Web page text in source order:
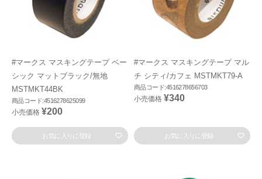
#マークス マスキングテープ ベー
シック マットブラック/無地
MSTMKT44BK
商品コード:4516278625099
小売価格 ¥200
お気に入りに登録
#マークス マスキングテープ マル
チ シティ/カフェ MSTMKT79-A
商品コード:4516278656703
小売価格 ¥340
お気に入りに登録